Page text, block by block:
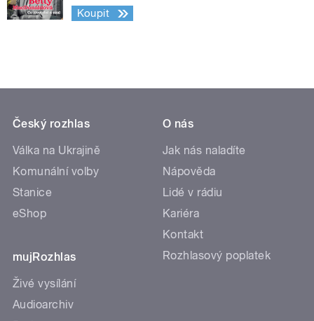
Koupit
Český rozhlas
Válka na Ukrajině
Komunální volby
Stanice
eShop
mujRozhlas
Živé vysílání
Audioarchiv
O nás
Jak nás naladíte
Nápověda
Lidé v rádiu
Kariéra
Kontakt
Rozhlasový poplatek